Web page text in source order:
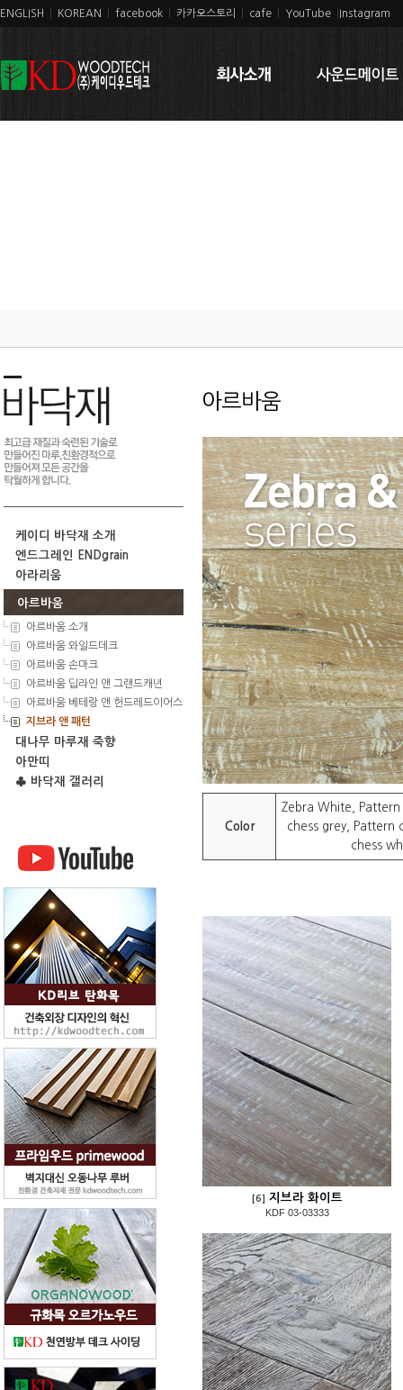
ENGLISH KOREAN facebook 카카오스토리 cafe YouTube Instagram
케이디 바닥재 소개
엔드그레인 ENDgrain
아라리움
아르바움
아르바움 소개
아르바움 와일드데크
아르바움 손마크
아르바움 딥라인 앤 그랜드캐년
아르바움 베테랑 앤 헌드레드이어스
지브라 앤 패턴
대나무 마루재 죽향
아만띠
♣ 바닥재 갤러리
아르바움
Color
Zebra White,
chess grey, Pattern
chess
[6] 지브라 화이트
KDF 03-03333